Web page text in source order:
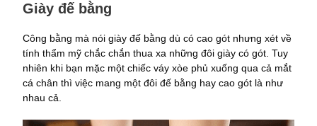
Giày đế bằng
Công bằng mà nói giày đế bằng dù có cao gót nhưng xét về
tính thẩm mỹ chắc chắn thua xa những đôi giày có gót. Tuy
nhiên khi bạn mặc một chiếc váy xòe phủ xuống qua cả mắt
cá chân thì việc mang một đôi đế bằng hay cao gót là như
nhau cả.